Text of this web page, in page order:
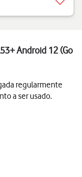
Android 12 (Go
regularmente
a ser usado.